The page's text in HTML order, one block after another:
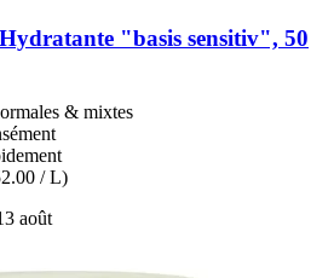
"basis sensitiv", 50
& mixtes
/ L)
août